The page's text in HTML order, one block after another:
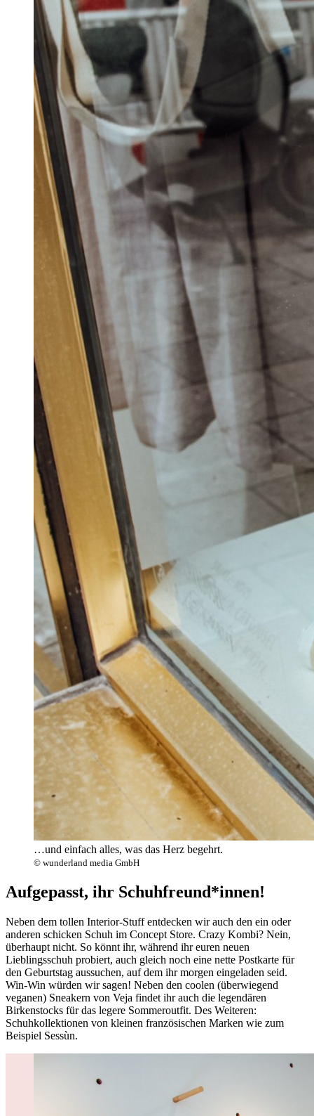
…und einfach alles, was das Herz begehrt.
© wunderland media GmbH
Aufgepasst, ihr Schuhfreund*innen!
Neben dem tollen Interior-Stuff entdecken wir auch den ein oder
anderen schicken Schuh im Concept Store. Crazy Kombi? Nein,
überhaupt nicht. So könnt ihr, während ihr euren neuen
Lieblingsschuh probiert, auch gleich noch eine nette Postkarte für
den Geburtstag aussuchen, auf dem ihr morgen eingeladen seid.
Win-Win würden wir sagen! Neben den coolen (überwiegend
veganen) Sneakern von Veja findet ihr auch die legendären
Birkenstocks für das legere Sommeroutfit. Des Weiteren:
Schuhkollektionen von kleinen französischen Marken wie zum
Beispiel Sessùn.